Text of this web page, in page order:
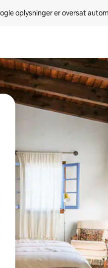
oplysninger er oversat
op og ned eller se